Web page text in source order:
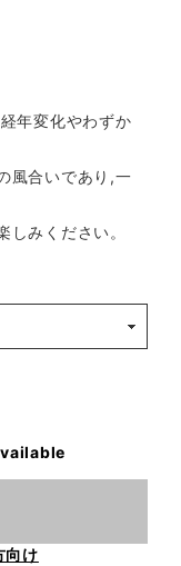
年変化やわずか
風合いであり,一
みください。
向け